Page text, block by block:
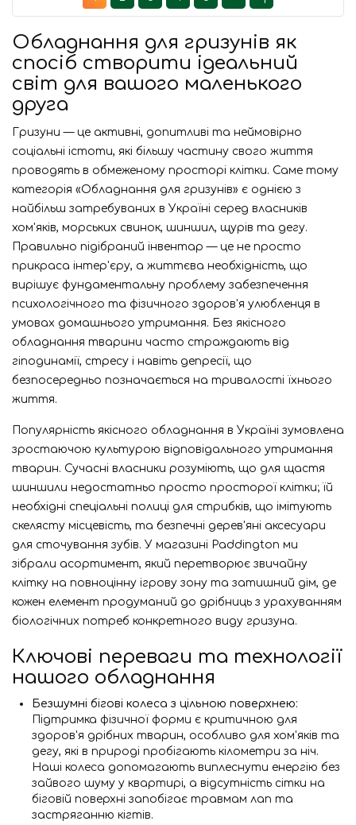
Обладнання для гризунів як
спосіб створити ідеальний
світ для вашого маленького
друга
Гризуни — це активні, допитливі та неймовірно
соціальні істоти, які більшу частину свого життя
проводять в обмеженому просторі клітки. Саме тому
категорія «Обладнання для гризунів» є однією з
найбільш затребуваних в Україні серед власників
хом'яків, морських свинок, шиншил, щурів та дегу.
Правильно підібраний інвентар — це не просто
прикраса інтер'єру, а життєва необхідність, що
вирішує фундаментальну проблему забезпечення
психологічного та фізичного здоров'я улюбленця в
умовах домашнього утримання. Без якісного
обладнання тварини часто страждають від
гіподинамії, стресу і навіть депресії, що
безпосередньо позначається на тривалості їхнього
життя.
Популярність якісного обладнання в Україні зумовлена
зростаючою культурою відповідального утримання
тварин. Сучасні власники розуміють, що для щастя
шиншили недостатньо просто просторої клітки; їй
необхідні спеціальні полиці для стрибків, що імітують
скелясту місцевість, та безпечні дерев'яні аксесуари
для сточування зубів. У магазині Paddington ми
зібрали асортимент, який перетворює звичайну
клітку на повноцінну ігрову зону та затишний дім, де
кожен елемент продуманий до дрібниць з урахуванням
біологічних потреб конкретного виду гризуна.
Ключові переваги та технології
нашого обладнання
Безшумні бігові колеса з цільною поверхнею:
Підтримка фізичної форми є критичною для
здоров'я дрібних тварин, особливо для хом'яків та
дегу, які в природі пробігають кілометри за ніч.
Наші колеса допомагають виплеснути енергію без
зайвого шуму у квартирі, а відсутність сітки на
біговій поверхні запобігає травмам лап та
застряганню кігтів.